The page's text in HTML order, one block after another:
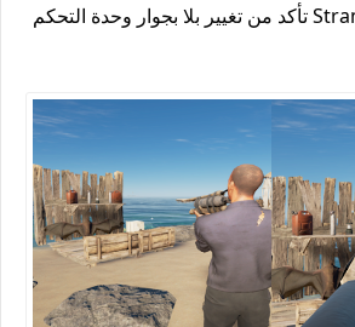
بواسطة Stranded Deep تأكد من تغيير بلا بجوار وحدة التحكم